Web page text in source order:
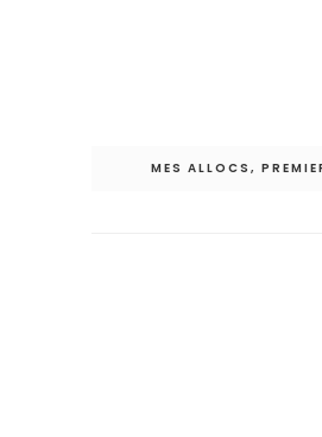
MES ALLOCS,